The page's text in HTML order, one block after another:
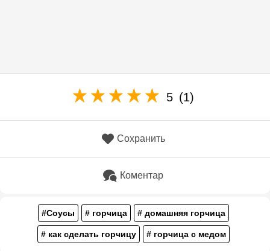
5 (1)
Сохранить
Коментар
#Соусы # горчица # домашняя горчица
# как сделать горчицу # горчица с медом